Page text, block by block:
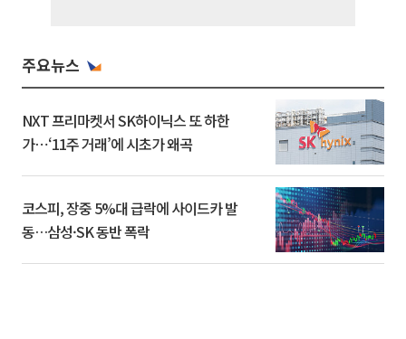
주요뉴스
NXT 프리마켓서 SK하이닉스 또 하한
가⋯‘11주 거래’에 시초가 왜곡
코스피, 장중 5%대 급락에 사이드카 발
동…삼성·SK 동반 폭락